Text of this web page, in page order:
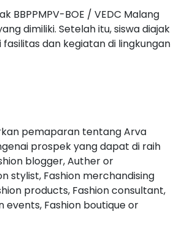
BBPPMPV-BOE / VEDC Malang
dimiliki. Setelah itu, siswa diajak
dan kegiatan di lingkungan
pemaparan tentang Arva
prospek yang dapat di raih
blogger, Auther or
stylist, Fashion merchandising
products, Fashion consultant,
events, Fashion boutique or